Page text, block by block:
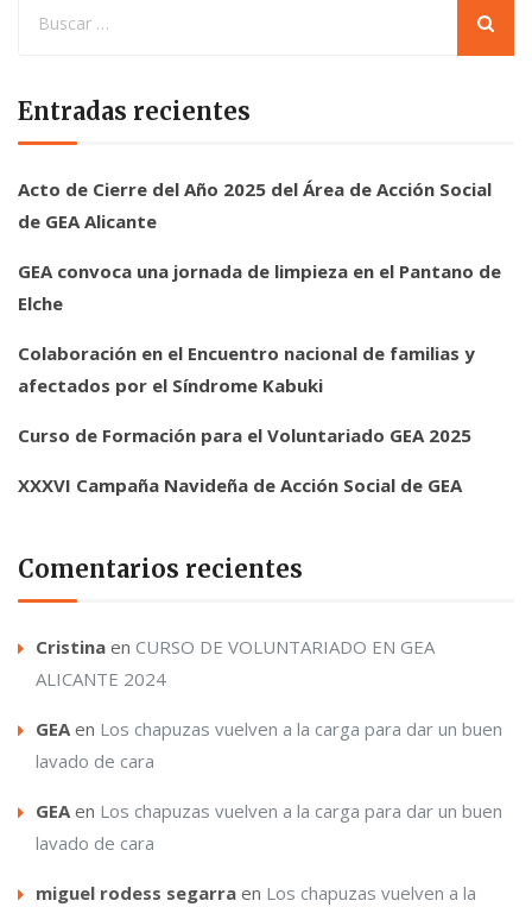
Entradas recientes
Acto de Cierre del Año 2025 del Área de Acción Social
de GEA Alicante
GEA convoca una jornada de limpieza en el Pantano de
Elche
Colaboración en el Encuentro nacional de familias y
afectados por el Síndrome Kabuki
Curso de Formación para el Voluntariado GEA 2025
XXXVI Campaña Navideña de Acción Social de GEA
Comentarios recientes
Cristina en CURSO DE VOLUNTARIADO EN GEA
ALICANTE 2024
GEAen Los chapuzas vuelven a la carga para dar un buen
lavado de cara
GEAen Los chapuzas vuelven a la carga para dar un buen
lavado de cara
miguel rodess segarra en Los chapuzas vuelven a la